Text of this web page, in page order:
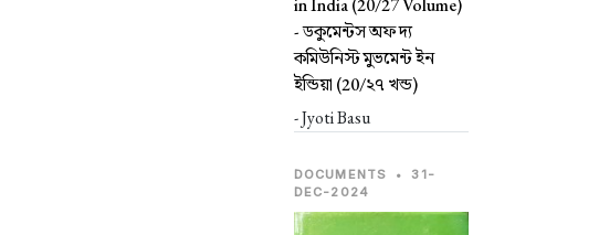
in India (20/27 Volume)
-ডকুমেন্টস অফ দ্য
কমিউনিস্ট মুভমেন্ট ইন
ইন্ডিয়া (20/২৭ খন্ড)
- Jyoti Basu
DOCUMENTS •
31-
DEC-2024